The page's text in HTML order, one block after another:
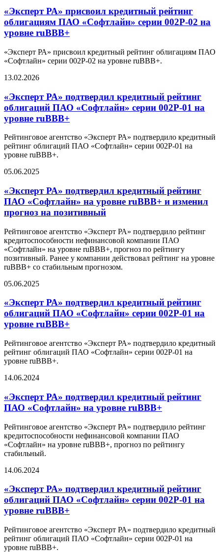
«Эксперт РА» присвоил кредитный рейтинг
облигациям ПАО «Софтлайн» серии 002Р-02 на
уровне ruBBB+
«Эксперт РА» присвоил кредитный рейтинг облигациям ПАО
«Софтлайн» серии 002Р-02 на уровне ruBBB+.
13.02.2026
«Эксперт РА» подтвердил кредитный рейтинг
облигаций ПАО «Софтлайн» серии 002Р-01 на
уровне ruBBB+
Рейтинговое агентство «Эксперт РА» подтвердило кредитный
рейтинг облигаций ПАО «Софтлайн» серии 002Р-01 на
уровне ruBBB+.
05.06.2025
«Эксперт РА» подтвердил кредитный рейтинг
ПАО «Софтлайн» на уровне ruBBB+ и изменил
прогноз на позитивный
Рейтинговое агентство «Эксперт РА» подтвердило рейтинг
кредитоспособности нефинансовой компании ПАО
«Софтлайн» на уровне ruBBB+, прогноз по рейтингу
позитивный. Ранее у компании действовал рейтинг на уровне
ruBBB+ со стабильным прогнозом.
05.06.2025
«Эксперт РА» подтвердил кредитный рейтинг
облигаций ПАО «Софтлайн» серии 002Р-01 на
уровне ruBBB+
Рейтинговое агентство «Эксперт РА» подтвердило кредитный
рейтинг облигаций ПАО «Софтлайн» серии 002Р-01 на
уровне ruBBB+.
14.06.2024
«Эксперт РА» подтвердил кредитный рейтинг
ПАО «Софтлайн» на уровне ruBBB+
Рейтинговое агентство «Эксперт РА» подтвердило рейтинг
кредитоспособности нефинансовой компании ПАО
«Софтлайн» на уровне ruBBB+, прогноз по рейтингу
стабильный.
14.06.2024
«Эксперт РА» подтвердил кредитный рейтинг
облигаций ПАО «Софтлайн» серии 002Р-01 на
уровне ruBBB+
Рейтинговое агентство «Эксперт РА» подтвердило кредитный
рейтинг облигаций ПАО «Софтлайн» серии 002Р-01 на
уровне ruBBB+.